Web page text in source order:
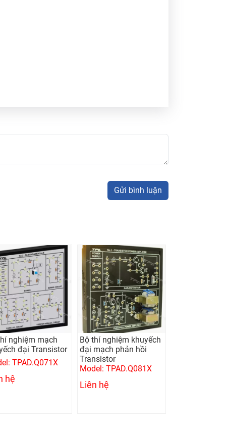
Gửi bình luận
nghiệm mạch
đại Transistor
TPAD.Q071X
hệ
Bộ thí nghiệm khuyếch
đại mạch phản hồi
Transistor
Model: TPAD.Q081X
Liên hệ